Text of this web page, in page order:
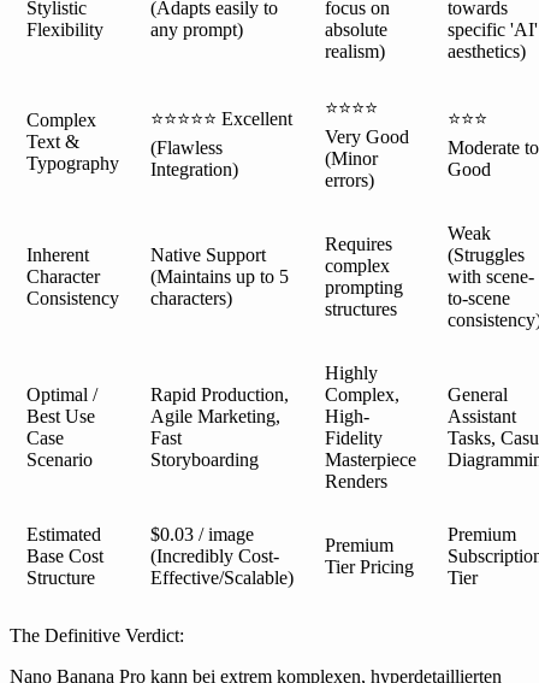
Stylistic
Flexibility
(Adapts easily to
any prompt)
focus on
absolute
realism)
towards
specific 'AI'
aesthetics)
Complex
Text &
Typography
⭐⭐⭐⭐⭐ Excellent
(Flawless
Integration)
⭐⭐⭐⭐
Very Good
(Minor
errors)
⭐⭐⭐
Moderate to
Good
Inherent
Character
Consistency
Native Support
(Maintains up to 5
characters)
Requires
complex
prompting
structures
Weak
(Struggles
with scene-
to-scene
Optimal /
Best Use
Case
Scenario
Rapid Production,
Agile Marketing,
Fast
Storyboarding
Highly
Complex,
High-
Fidelity
Masterpiece
Renders
General
Assistant
Tasks,
Estimated
Base Cost
Structure
$0.03 / image
(Incredibly Cost-
Effective/Scalable)
Premium
Tier Pricing
Premium
Tier
The Definitive Verdict:
Nano Banana Pro kann bei extrem komplexen, hyperdetaillierten